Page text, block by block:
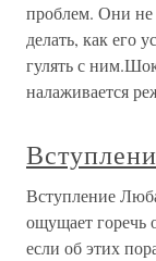
проблем. Они не
делать, как его
гулять с
налаживается
Вступление
ощущает горечь
если об этих